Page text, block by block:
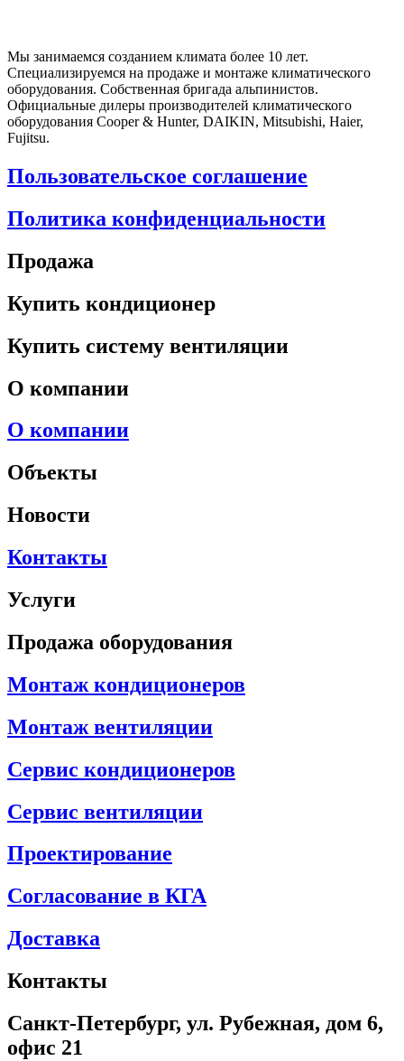
Мы занимаемся созданием климата более 10 лет.
Специализируемся на продаже и монтаже климатического
оборудования. Собственная бригада альпинистов.
Официальные дилеры производителей климатического
оборудования Cooper & Hunter, DAIKIN, Mitsubishi, Haier,
Fujitsu.
Пользовательское соглашение
Политика конфиденциальности
Продажа
Купить кондиционер
Купить систему вентиляции
О компании
О компании
Объекты
Новости
Контакты
Услуги
Продажа оборудования
Монтаж кондиционеров
Монтаж вентиляции
Сервис кондиционеров
Сервис вентиляции
Проектирование
Согласование в КГА
Доставка
Контакты
Санкт-Петербург, ул. Рубежная, дом 6,
офис 21